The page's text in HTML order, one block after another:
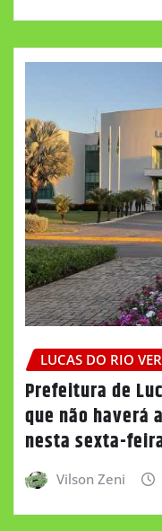
LUCAS DO RIO
Prefeitura de
que não haverá
nesta sexta-
Vilson Zeni